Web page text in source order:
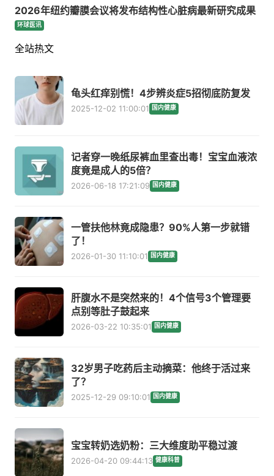
2026年纽约瓣膜会议将发布结构性心脏病最新研究成果
环球医讯
全站热文
龟头红痒别慌！4步辨炎症5招彻底防复发
2025-12-02 11:00:01 国内健康
记者穿一晚纸尿裤血里查出毒！宝宝血液浓
度竟是成人的5倍？
2026-06-18 17:21:09 国内健康
一管扶他林竟成隐患？90%人第一步就错
了！
2026-01-30 11:10:01 国内健康
肝腹水不是突然来的！4个信号3个管理要
点别等肚子鼓起来
2026-03-22 10:35:01 国内健康
32岁男子吃药后主动摘菜：他终于活过来
了？
2025-12-29 09:10:01 国内健康
宝宝转奶选奶粉：三大维度助平稳过渡
2026-04-20 09:44:13 健康科普